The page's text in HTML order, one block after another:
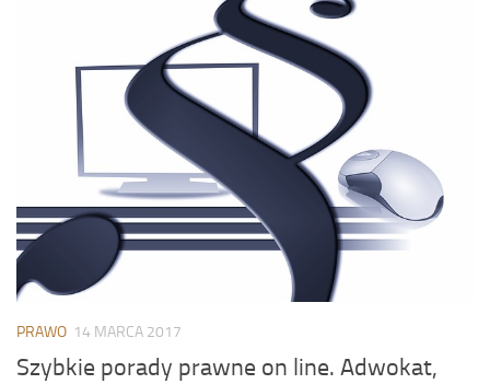
PRAWO 14 MARCA 2017
Szybkie porady prawne on line. Adwokat,